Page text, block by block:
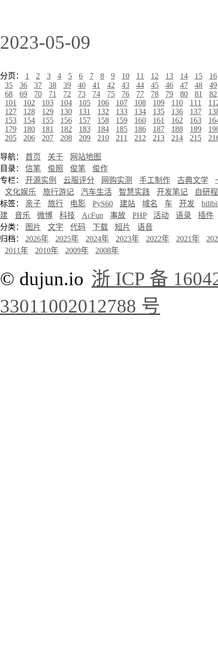
2023-05-09
分页： 1 2 3 4 5 6 7 8 9 10 11 12 13 14 15
16
35
36 37 38 39 40 41 42 43 44 45 46 47 48
49
68
69 70 71 72 73 74 75 76 77 78 79 80 81
82
101
102 103 104 105 106 107 108 109 110 111
127
128 129 130 131 132 133 134 135 136 137
153
154 155 156 157 158 159 160 161 162 163
179
180 181 182 183 184 185 186 187 188 189
205
206 207 208 209 210 211 212 213 214 215
导航： 首页 关于
网站地图
目录： 信笔 俊照 俊笔
俊作
专栏： 开源实例 云服评分 网购实测 手工制作 古典文学
文化娱乐
旅行游记 汽车生活 智慧实践 开发笔记
自研
标签： 亲子 旅行 电影 PyS60 建站 域名 车 开发
建
音乐 微博 科技 AcFun 事故 PHP 活动 语录
插件
分类：
图片 文字 代码 下载 短片
语音
归档： 2026年 2025年 2024年 2023年 2022年 2021年
2011年
2010年 2009年 2008年
© dujun.io 浙 ICP 备
33011002012788 号